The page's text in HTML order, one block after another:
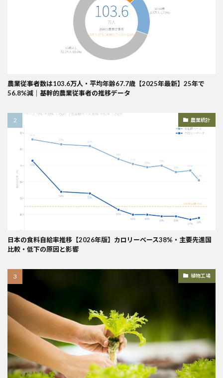
農業従事者数は103.6万人・平均年齢67.7歳【2025年最新】25年で
56.8%減｜基幹的農業従事者の推移データ
農業統計
日本の食料自給率推移【2026年版】カロリーベース38%・主要先進国
比較・低下の原因と影響
植物工場